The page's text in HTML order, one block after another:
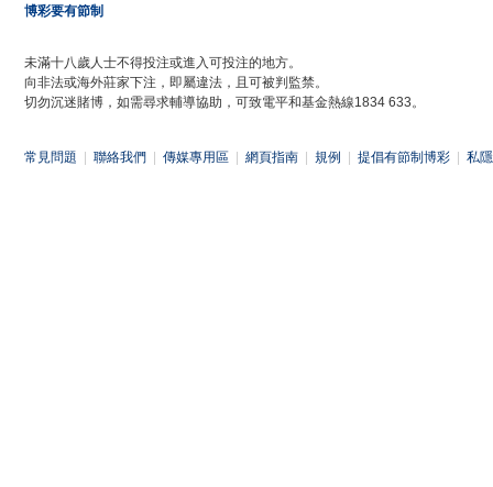
博彩要有節制
未滿十八歲人士不得投注或進入可投注的地方。
向非法或海外莊家下注，即屬違法，且可被判監禁。
切勿沉迷賭博，如需尋求輔導協助，可致電平和基金熱線1834 633。
常見問題 聯絡我們 傳媒專用區 網頁指南 規例 提倡有節制博彩 私